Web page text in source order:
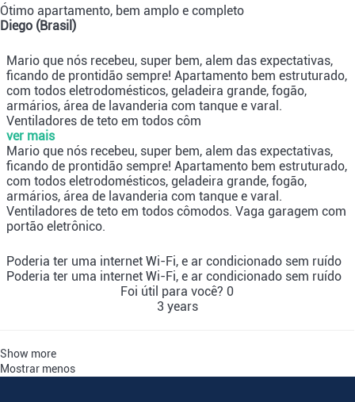
Ótimo apartamento, bem amplo e completo
Diego (Brasil)
Mario que nós recebeu, super bem, alem das expectativas,
ficando de prontidão sempre! Apartamento bem estruturado,
com todos eletrodomésticos, geladeira grande, fogão,
armários, área de lavanderia com tanque e varal.
Ventiladores de teto em todos côm
ver mais
Mario que nós recebeu, super bem, alem das expectativas,
ficando de prontidão sempre! Apartamento bem estruturado,
com todos eletrodomésticos, geladeira grande, fogão,
armários, área de lavanderia com tanque e varal.
Ventiladores de teto em todos cômodos. Vaga garagem com
portão eletrônico.
Poderia ter uma internet Wi-Fi, e ar condicionado sem ruído
Poderia ter uma internet Wi-Fi, e ar condicionado sem ruído
Foi útil para você? 0
3 years
Show more
Mostrar menos